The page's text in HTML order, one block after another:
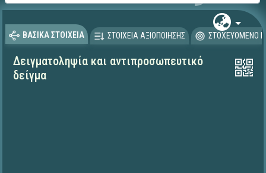
ΒΑΣΙΚΑ ΣΤΟΙΧΕΙΑ ΣΤΟΙΧΕΙΑ ΑΞΙΟΠΟΙΗΣΗΣ ΣΤΟΧΕΥΟΜΕΝΟ
Δειγματοληψία και αντιπροσωπευτικό
δείγμα